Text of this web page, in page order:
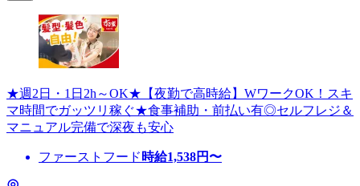
★週2日・1日2h～OK★【夜勤で高時給】WワークOK！スキ
マ時間でガッツリ稼ぐ★食事補助・前払い有◎セルフレジ＆
マニュアル完備で深夜も安心
ファーストフード 時給1,538円〜